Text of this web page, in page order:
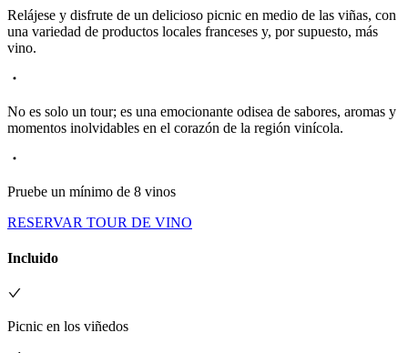
Relájese y disfrute de un delicioso picnic en medio de las viñas, con
una variedad de productos locales franceses y, por supuesto, más
vino.
No es solo un tour; es una emocionante odisea de sabores, aromas y
momentos inolvidables en el corazón de la región vinícola.
Pruebe un mínimo de 8 vinos
RESERVAR TOUR DE VINO
Incluido
Picnic en los viñedos